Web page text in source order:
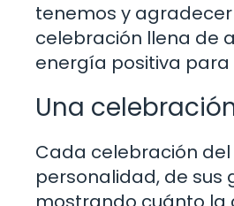
tenemos y
celebración llena de
energía positiva
Una
Cada celebración del
personalidad, de sus